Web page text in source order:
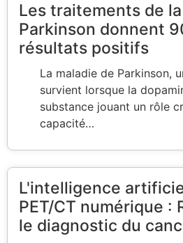
Les traitements de
Parkinson donnent
résultats positifs
La maladie de Parkinson,
survient lorsque la
substance jouant un rôle
capacité…
L'intelligence
PET/CT numérique :
le diagnostic du